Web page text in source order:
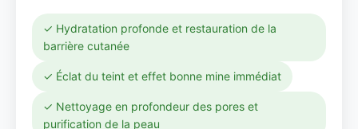
✓ Hydratation profonde et restauration de la
barrière cutanée
✓ Éclat du teint et effet bonne mine immédiat
✓ Nettoyage en profondeur des pores et
purification de la peau